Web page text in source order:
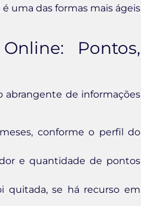
uma das formas mais ágeis
Pontos,
abrangente de informações
conforme o perfil do
e quantidade de pontos
quitada, se há recurso em